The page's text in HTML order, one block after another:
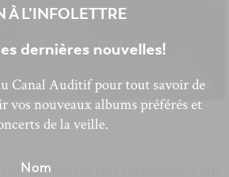
l’air de trouver très surréaliste le fait
À L’INFOLETTRE
dernières nouvelles!
Canal Auditif pour tout savoir de
vos nouveaux albums préférés et
de la veille.
Nom